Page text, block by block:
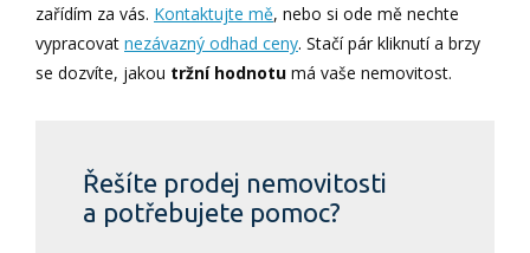
zařídím za vás. Kontaktujte mě, nebo si ode mě nechte
vypracovat nezávazný odhad ceny. Stačí pár kliknutí a brzy
se dozvíte, jakou tržní hodnotu má vaše nemovitost.
Řešíte prodej nemovitosti
a potřebujete pomoc?